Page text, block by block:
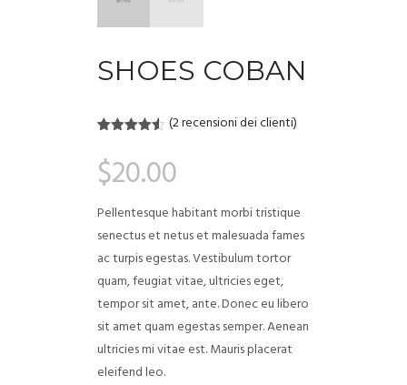
SHOES COBAN
su base
di
(2recensioni dei clienti)
$20.00
Pellentesque habitant morbi tristique
senectus et netus et malesuada fames
ac turpis egestas. Vestibulum tortor
quam, feugiat vitae, ultricies eget,
tempor sit amet, ante. Donec eu libero
sit amet quam egestas semper. Aenean
ultricies mi vitae est. Mauris placerat
eleifend leo.